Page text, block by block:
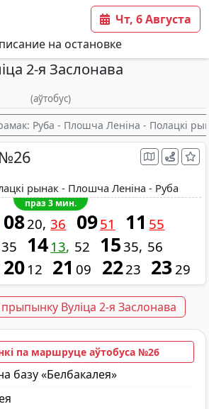
на остановке
Чт, 6 Августа
2-я Заслонава
(аўтобус)
Руба - Плошча Леніна - Полацкі
рынак - Плошча Леніна - Руба
праз 3 мин.
0820 36 0951 11 55
35 14 13 52 1535 56
20 12 21 09 2223 2329
Вулiца 2-я Заслонава
па маршруце аўтобуса №26
базу «Белбакалея»